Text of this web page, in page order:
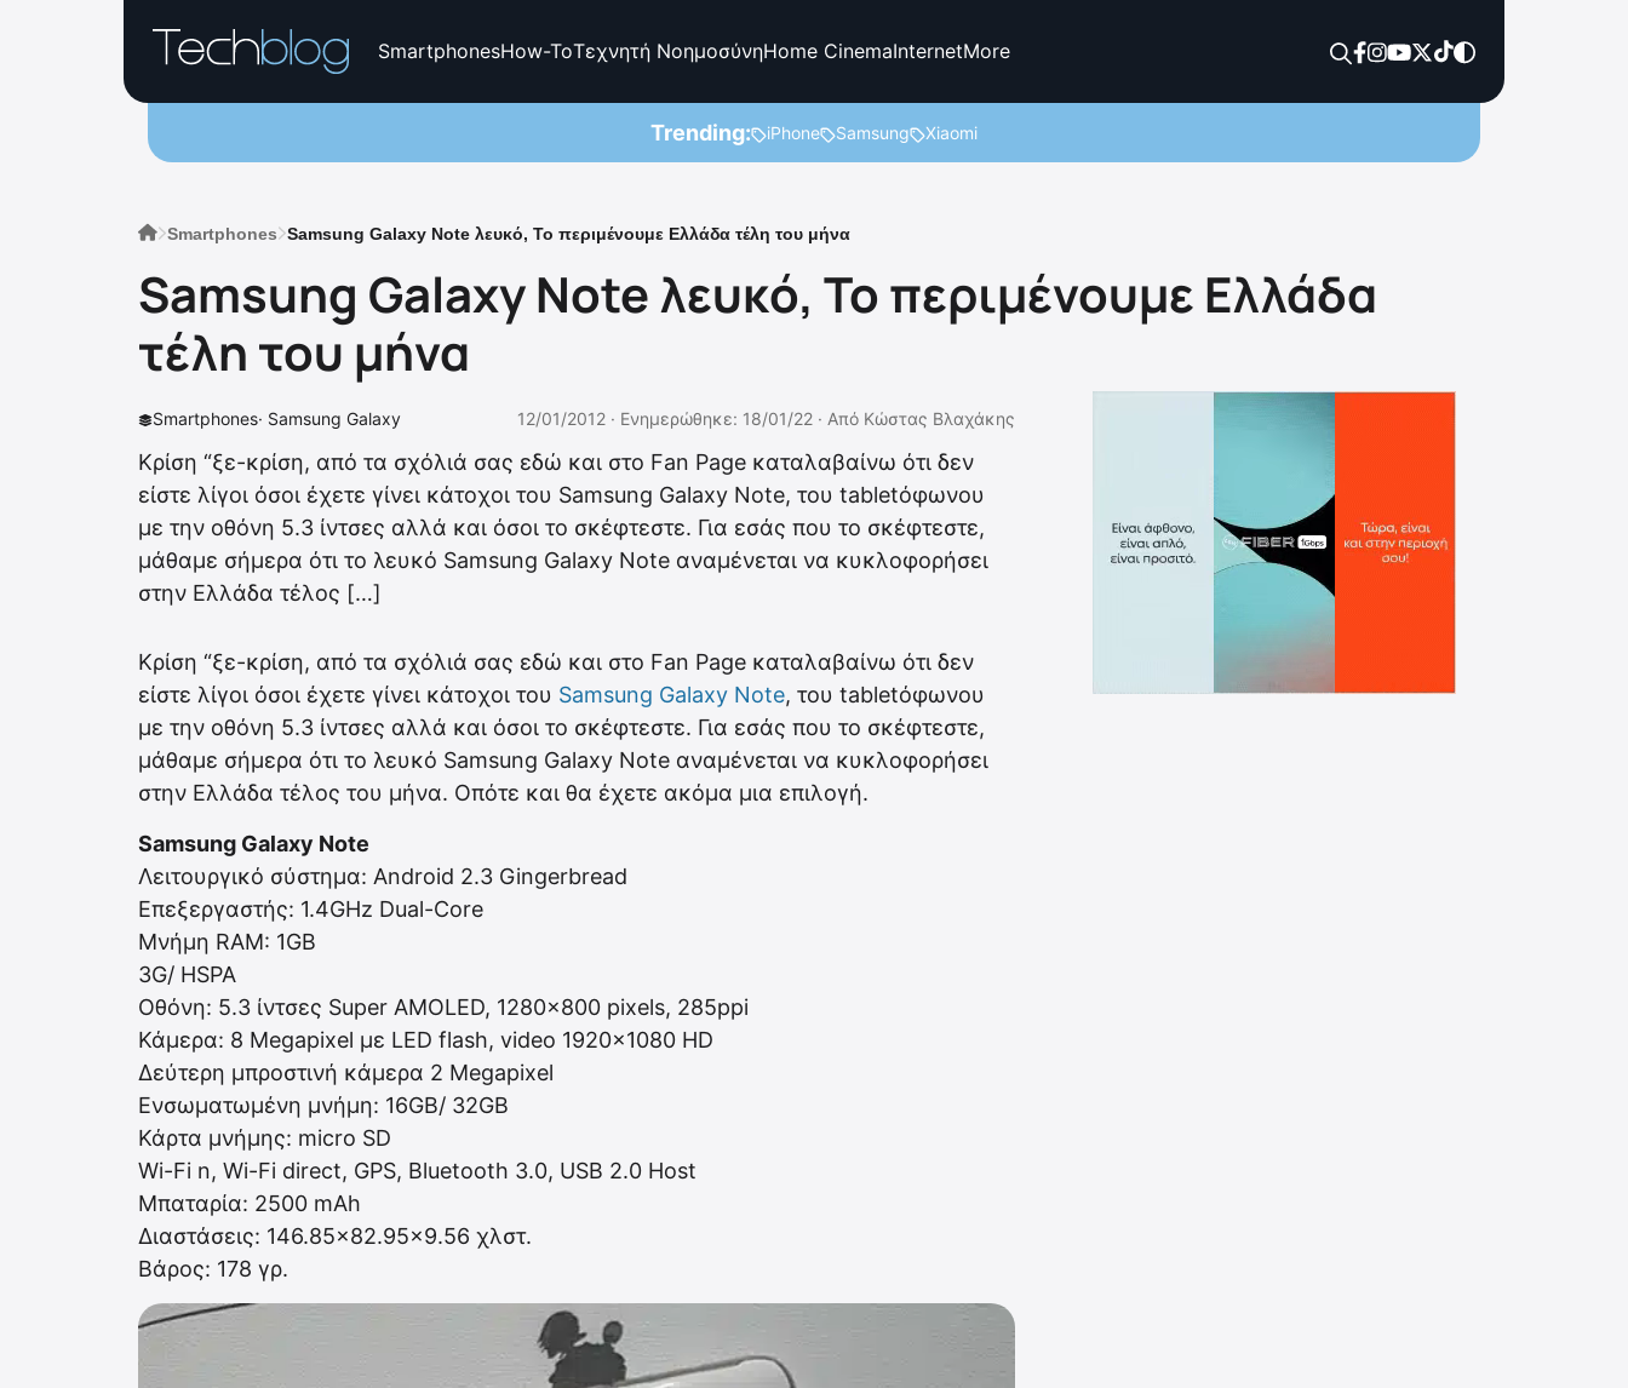
SmartphonesHow-ToΤεχνητή ΝοημοσύνηHome CinemaInternetMore
Trending: iPhone Samsung Xiaomi
Smartphones Samsung Galaxy Note λευκό, Το περιμένουμε Ελλάδα τέλη του μήνα
Samsung Galaxy Note λευκό, Το περιμένουμε Ελλάδα
τέλη του μήνα
Smartphones· Samsung Galaxy 12/01/2012 · Ενημερώθηκε: 18/01/22 · Από Κώστας Βλαχάκης
Κρίση “ξε-κρίση, από τα σχόλιά σας εδώ και στο Fan Page καταλαβαίνω ότι δεν
είστε λίγοι όσοι έχετε γίνει κάτοχοι του Samsung Galaxy Note, του tabletόφωνου
με την οθόνη 5.3 ίντσες αλλά και όσοι το σκέφτεστε. Για εσάς που το σκέφτεστε,
μάθαμε σήμερα ότι το λευκό Samsung Galaxy Note αναμένεται να κυκλοφορήσει
στην Ελλάδα τέλος […]
Κρίση “ξε-κρίση, από τα σχόλιά σας εδώ και στο Fan Page καταλαβαίνω ότι δεν
είστε λίγοι όσοι έχετε γίνει κάτοχοι του Samsung Galaxy Note, του tabletόφωνου
με την οθόνη 5.3 ίντσες αλλά και όσοι το σκέφτεστε. Για εσάς που το σκέφτεστε,
μάθαμε σήμερα ότι το λευκό Samsung Galaxy Note αναμένεται να κυκλοφορήσει
στην Ελλάδα τέλος του μήνα. Οπότε και θα έχετε ακόμα μια επιλογή.
Samsung Galaxy Note
Λειτουργικό σύστημα: Android 2.3 Gingerbread
Επεξεργαστής: 1.4GHz Dual-Core
Μνήμη RAM: 1GB
3G/ HSPA
Οθόνη: 5.3 ίντσες Super AMOLED, 1280×800 pixels, 285ppi
Κάμερα: 8 Megapixel με LED flash, video 1920×1080 HD
Δεύτερη μπροστινή κάμερα 2 Megapixel
Ενσωματωμένη μνήμη: 16GB/ 32GB
Κάρτα μνήμης: micro SD
Wi-Fi n, Wi-Fi direct, GPS, Bluetooth 3.0, USB 2.0 Host
Μπαταρία: 2500 mAh
Διαστάσεις: 146.85×82.95×9.56 χλστ.
Βάρος: 178 γρ.